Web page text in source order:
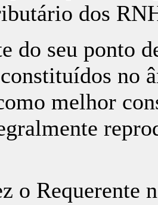
dos
do seu ponto
no
melhor
o Requerente